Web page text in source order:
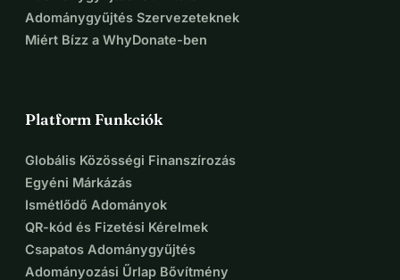
Adománygyűjtés Szervezeteknek
Miért Bízz a WhyDonate-ben
Platform Funkciók
Globális Közösségi Finanszírozás
Egyéni Márkázás
Ismétlődő Adományok
QR-kód és Fizetési Kérelmek
Csapatos Adománygyűjtés
Adományozási Űrlap Bővítmény